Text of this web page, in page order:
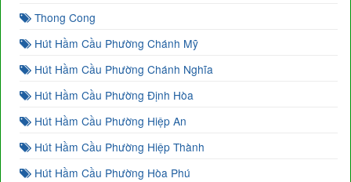
Thong Cong
Hút Hầm Cầu Phường Chánh Mỹ
Hút Hầm Cầu Phường Chánh Nghĩa
Hút Hầm Cầu Phường Định Hòa
Hút Hầm Cầu Phường Hiệp An
Hút Hầm Cầu Phường Hiệp Thành
Hút Hầm Cầu Phường Hòa Phú